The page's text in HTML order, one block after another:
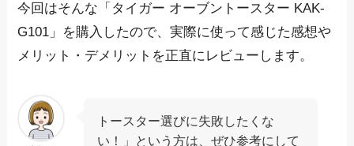
今回はそんな「タイガー オーブントースター KAK-
G101」を購入したので、実際に使って感じた感想や
メリット・デメリットを正直にレビューします。
トースター選びに失敗したくな
い！」という方は、ぜひ参考にして